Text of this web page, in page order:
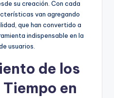
su creación. Con cada
van agregando
que han convertido a
indispensable en la
usuarios.
de los
en